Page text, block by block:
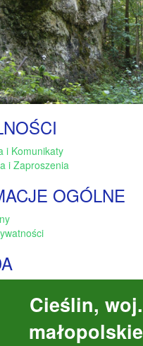
i Komunikaty
i Zaproszenia
OGÓLNE
Cieślin, woj.
małopolskie